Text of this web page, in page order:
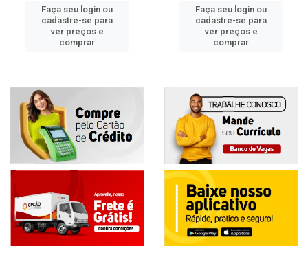
Faça seu login ou
cadastre-se para
ver preços e
comprar
Faça seu login ou
cadastre-se para
ver preços e
comprar